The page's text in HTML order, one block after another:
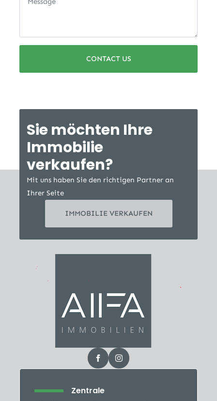
CONTACT US
Sie möchten Ihre
Immobilie
verkaufen?
Mit uns haben Sie den richtigen Partner an
Ihrer Seite
IMMOBILIE VERKAUFEN
Zentrale